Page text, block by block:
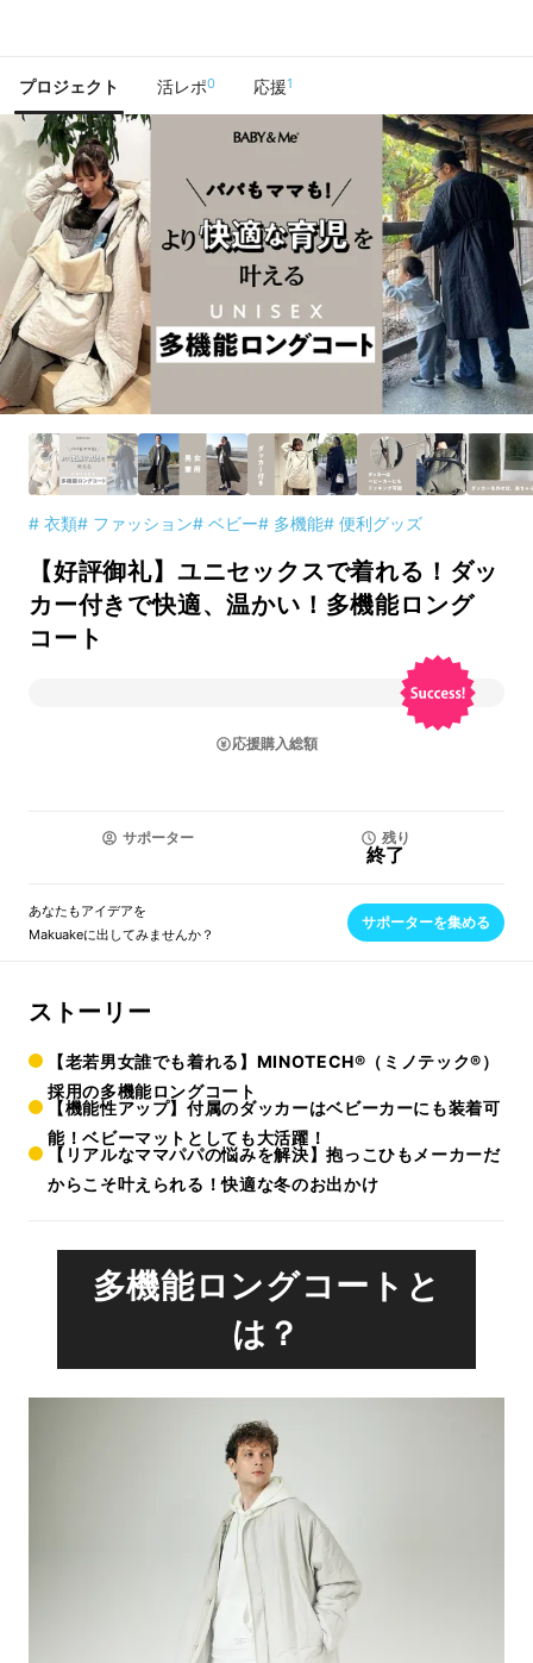
プロジェクト 活レポ0 応援1
# 衣類# ファッション# ベビー# 多機能# 便利グッズ
【好評御礼】ユニセックスで着れる！ダッ
カー付きで快適、温かい！多機能ロング
コート
応援購入総額
サポーター 残り
終了
あなたもアイデアを
Makuakeに出してみませんか？
サポーターを集める
ストーリー
【老若男女誰でも着れる】MINOTECH®（ミノテック®）
採用の多機能ロングコート
【機能性アップ】付属のダッカーはベビーカーにも装着可
能！ベビーマットとしても大活躍！
【リアルなママパパの悩みを解決】抱っこひもメーカーだ
からこそ叶えられる！快適な冬のお出かけ
多機能ロングコートと
は？